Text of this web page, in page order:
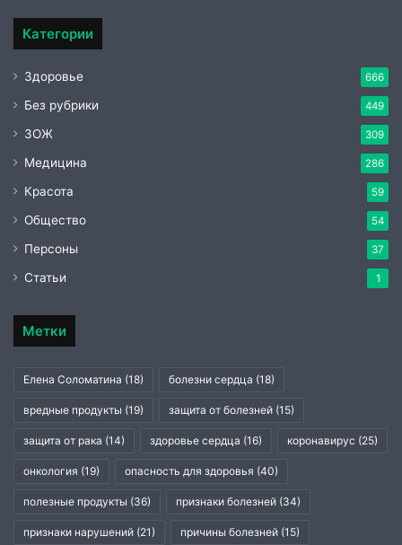
Категории
Здоровье 666
Без рубрики 449
ЗОЖ 309
Медицина 286
Красота 59
Общество 54
Персоны 37
Статьи 1
Метки
Елена Соломатина (18) болезни сердца (18)
вредные продукты (19) защита от болезней (15)
защита от рака (14) здоровье сердца (16) коронавирус (25)
онкология (19) опасность для здоровья (40)
полезные продукты (36) признаки болезней (34)
признаки нарушений (21) причины болезней (15)